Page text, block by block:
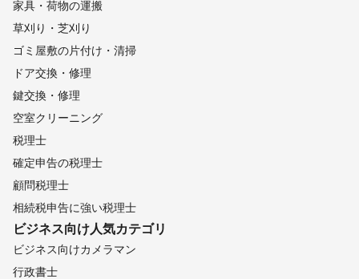
家具・荷物の運搬
草刈り・芝刈り
ゴミ屋敷の片付け・清掃
ドア交換・修理
鍵交換・修理
空室クリーニング
税理士
確定申告の税理士
顧問税理士
相続税申告に強い税理士
ビジネス向け人気カテゴリ
ビジネス向けカメラマン
行政書士